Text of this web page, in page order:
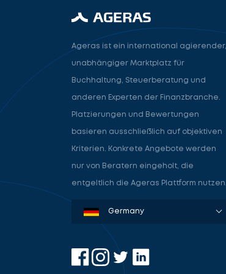
Ageras ist ein international agierender,
unabhängiger Marktplatz für
Buchhaltung, Steuerberatung und
anderen Experten der Finanzbranche.
Platzierungen und Bewertungen
basieren ausschließlich auf objektiven
Kriterien. Konkrete Angebote werden
nur von Beratern eingeholt, die
entgeltlich die Ageras Plattform nutzen.
Denmark
Sweden
Norway
Netherlands
Germany
USA